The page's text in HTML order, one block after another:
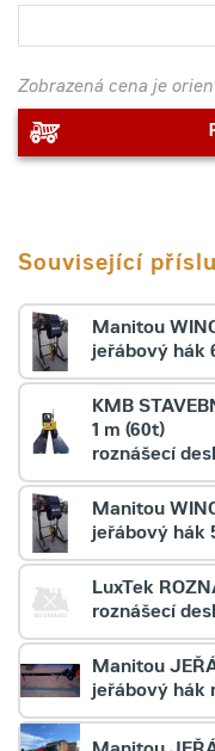
Zobrazená cena je
Související
Manitou
jeřábový hák
KMB
1 m (60t)
roznášecí
Manitou
jeřábový hák
LuxTek
roznášecí
Manitou
jeřábový hák